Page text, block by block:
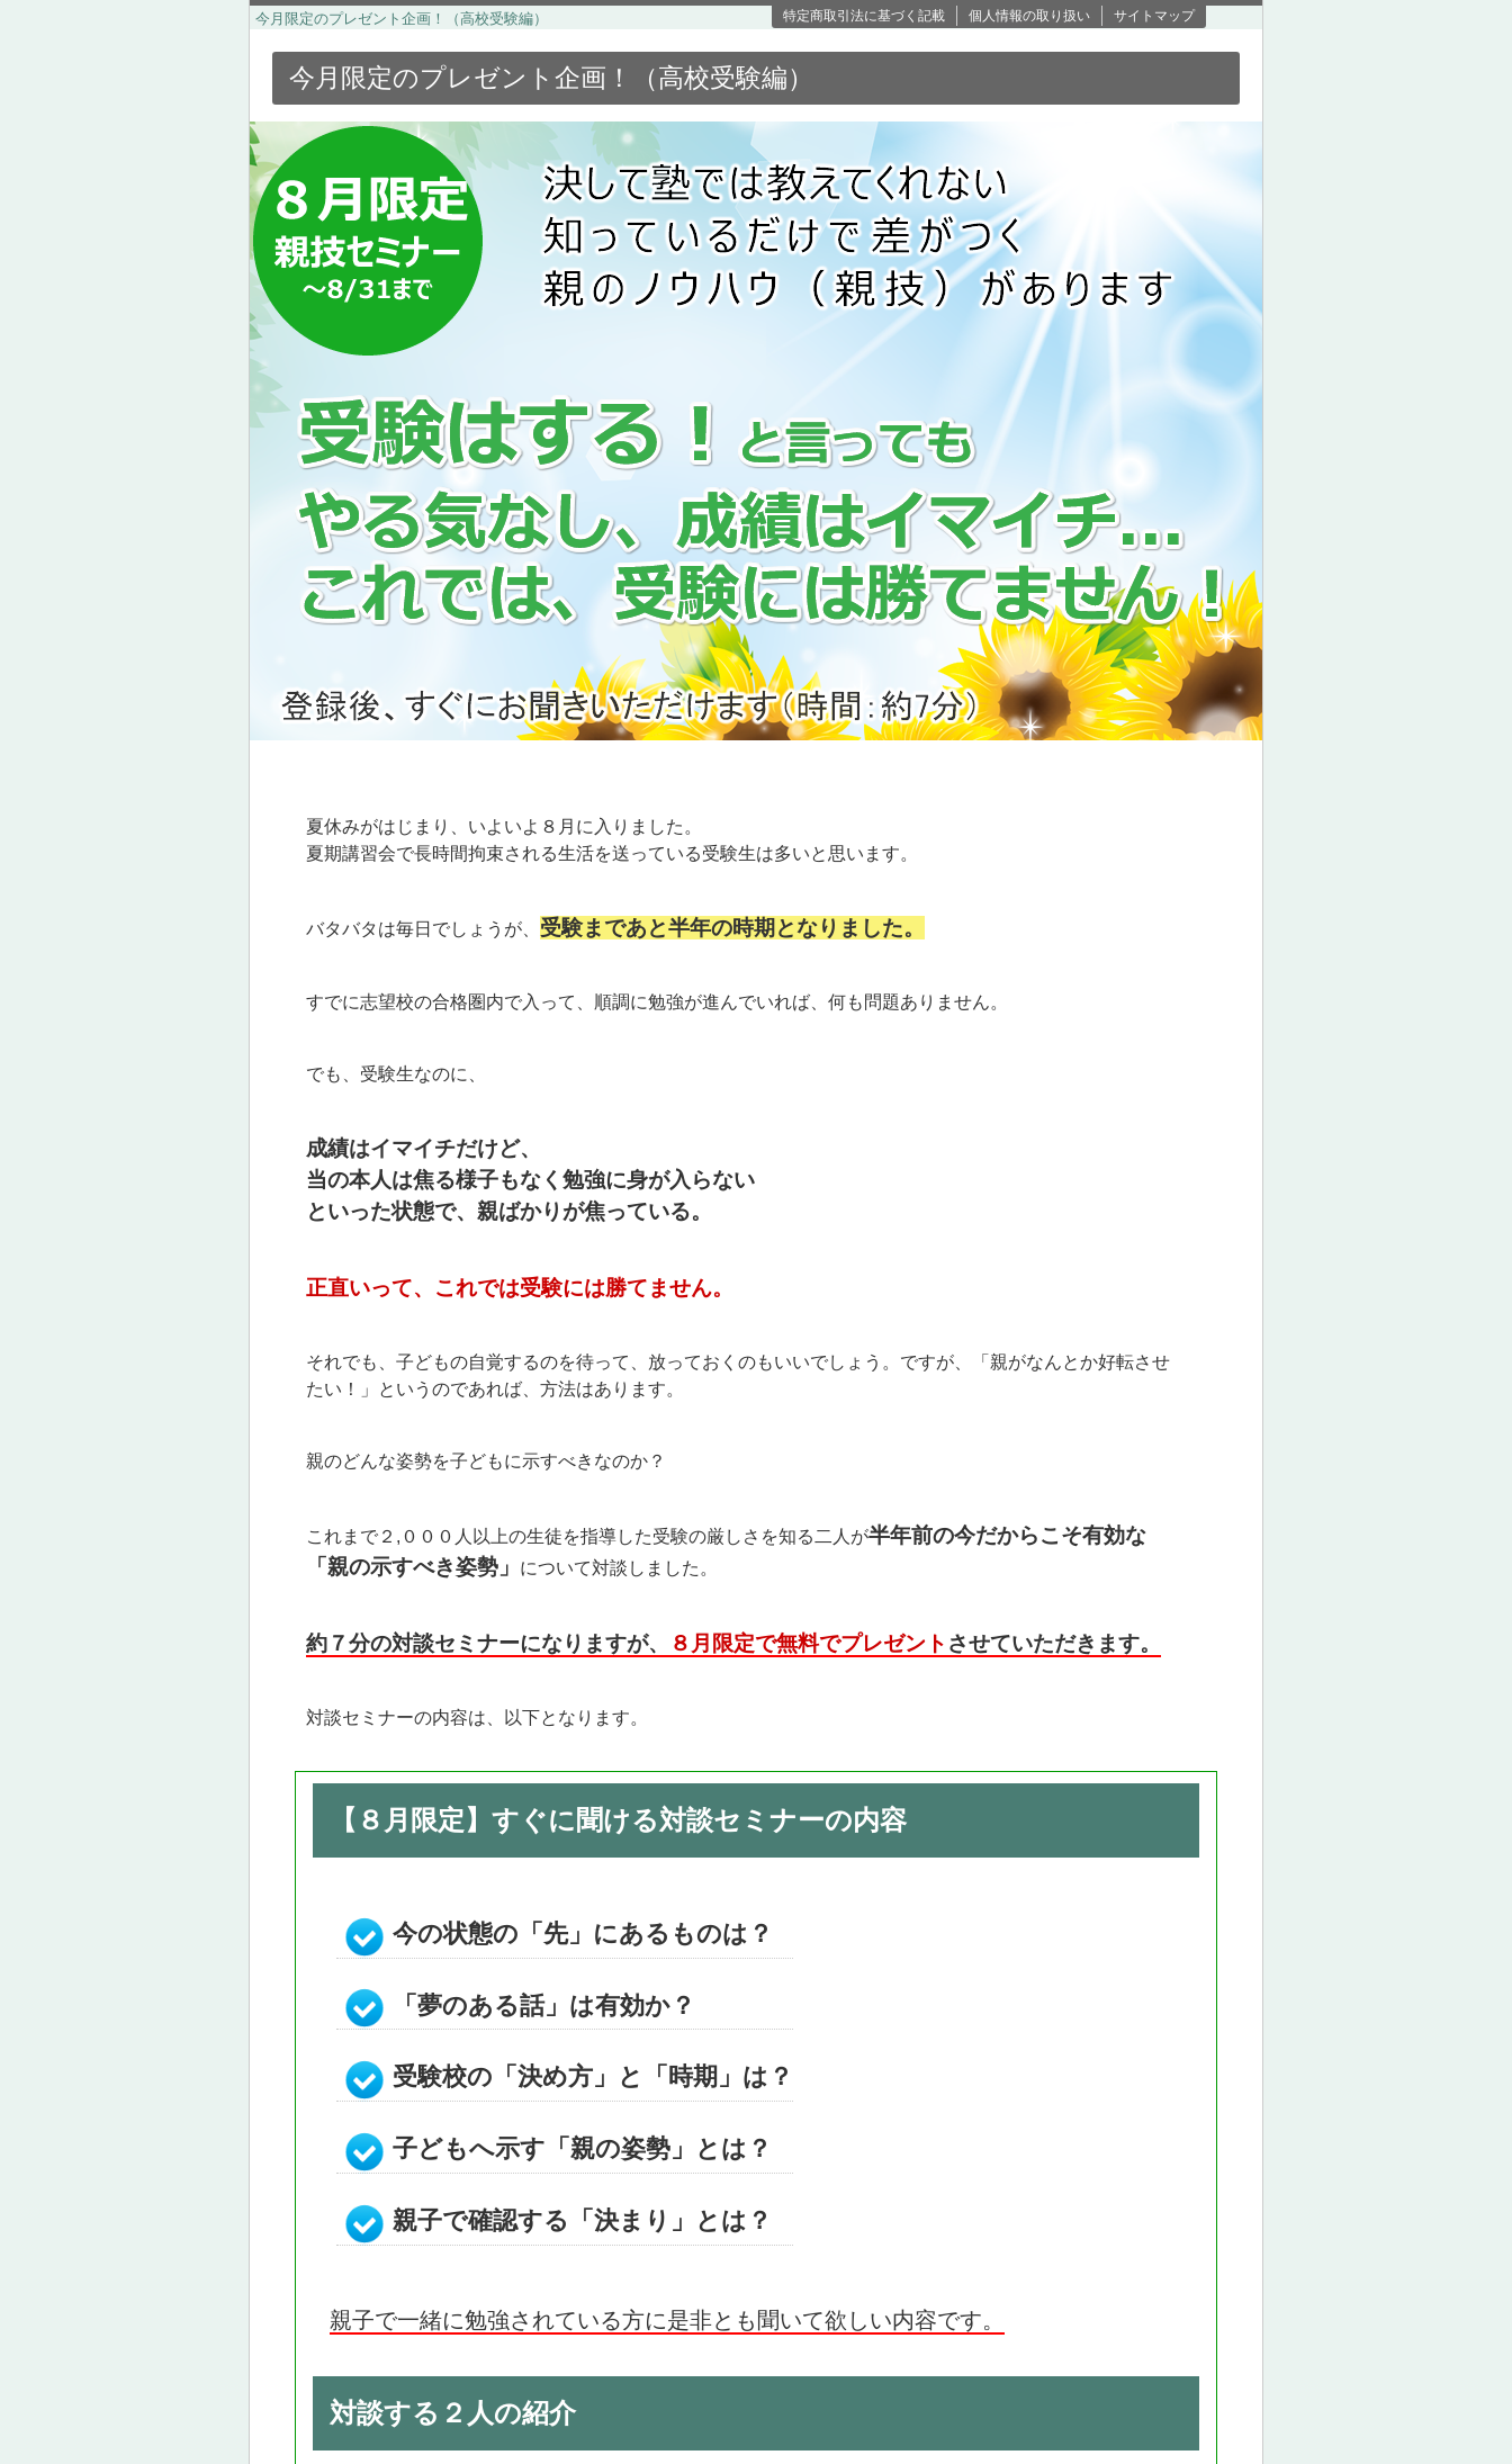
今月限定のプレゼント企画！（高校受験編） サイトマップ
個人情報の取り扱い
特定商取引法に基づく記載
今月限定のプレゼント企画！（高校受験編）
夏休みがはじまり、いよいよ８月に入りました。
夏期講習会で長時間拘束される生活を送っている受験生は多いと思います。
バタバタは毎日でしょうが、 受験まであと半年の時期となりました。
すでに志望校の合格圏内で入って、順調に勉強が進んでいれば、何も問題ありません。
でも、受験生なのに、
成績はイマイチだけど、
当の本人は焦る様子もなく勉強に身が入らない
といった状態で、親ばかりが焦っている。
正直いって、これでは受験には勝てません。
それでも、子どもの自覚するのを待って、放っておくのもいいでしょう。ですが、「親がなんとか好転させ
たい！」というのであれば、方法はあります。
親のどんな姿勢を子どもに示すべきなのか？
これまで２,０００人以上の生徒を指導した受験の厳しさを知る二人が半年前の今だからこそ有効な
「親の示すべき姿勢」
について対談しました。
約７分の対談セミナーになりますが、 ８月限定で無料でプレゼント させていただきます。
対談セミナーの内容は、以下となります。
【８月限定】すぐに聞ける対談セミナーの内容
今の状態の「先」にあるものは？
「夢のある話」は有効か？
受験校の「決め方」と「時期」は？
子どもへ示す「親の姿勢」とは？
親子で確認する「決まり」とは？
親子で一緒に勉強されている方に是非とも聞いて欲しい内容です。
対談する２人の紹介